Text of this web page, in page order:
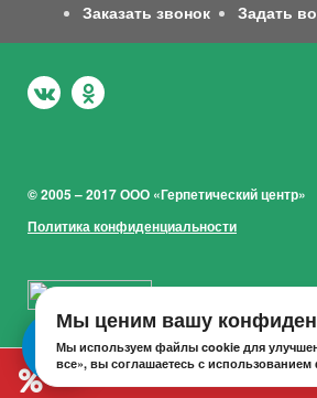
Заказать звонок
Задать
© 2005 – 2017 ООО «Герпетический центр»
Политика конфиденциальности
Мы ценим вашу
Мы используем файлы cookie для
все», вы соглашаетесь с